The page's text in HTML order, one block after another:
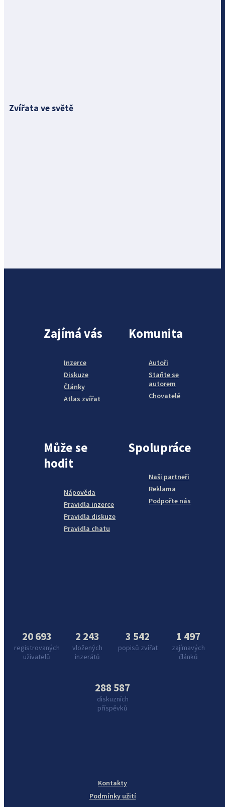
Zvířata ve světě
Zajímá vás
Inzerce
Diskuze
Články
Atlas zvířat
Komunita
Autoři
Staňte se
autorem
Chovatelé
Může se
hodit
Nápověda
Pravidla inzerce
Pravidla diskuze
Pravidla chatu
Spolupráce
Naši partneři
Reklama
Podpořte nás
20 693
registrovaných
uživatelů
2 243
vložených
inzerátů
3 542
popisů zvířat
1 497
zajímavých
článků
288 587
diskuzních
příspěvků
Kontakty
Podmínky užití